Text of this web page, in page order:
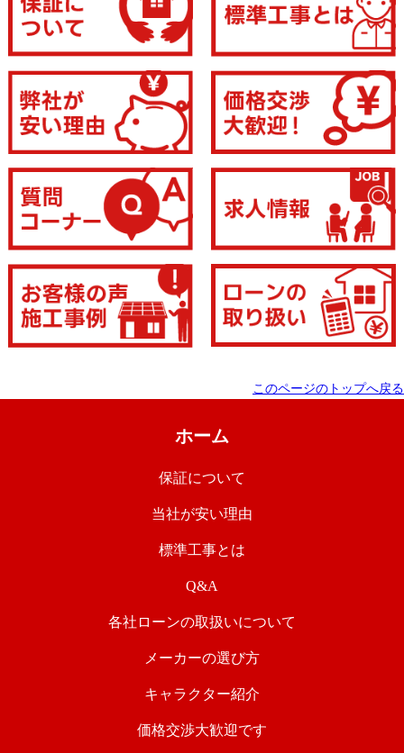
このページのトップへ戻る
ホーム
保証について
当社が安い理由
標準工事とは
Q&A
各社ローンの取扱いについて
メーカーの選び方
キャラクター紹介
価格交渉大歓迎です